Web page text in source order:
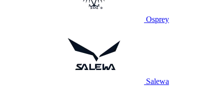
Osprey
Salewa